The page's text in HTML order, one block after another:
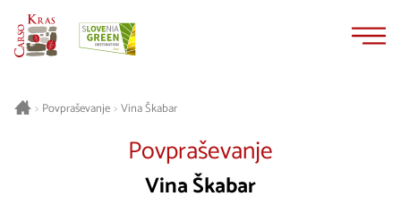
> Povpraševanje> Vina Škabar
Povpraševanje
Vina Škabar